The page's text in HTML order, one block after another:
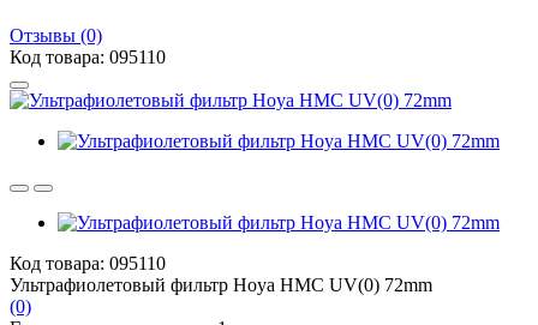
Отзывы (0)
Код товара: 095110
Код товара: 095110
Ультрафиолетовый фильтр Hoya HMC UV(0) 72mm
(0)